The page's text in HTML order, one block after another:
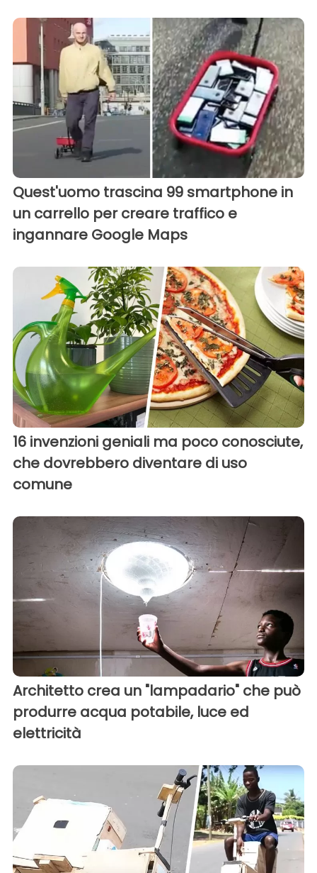
Quest'uomo trascina 99 smartphone in
un carrello per creare traffico e
ingannare Google Maps
16 invenzioni geniali ma poco conosciute,
che dovrebbero diventare di uso
comune
Architetto crea un "lampadario" che può
produrre acqua potabile, luce ed
elettricità